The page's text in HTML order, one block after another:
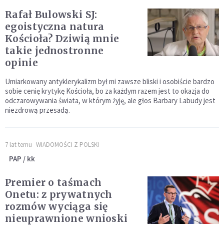
Rafał Bulowski SJ:
egoistyczna natura
Kościoła? Dziwią mnie
takie jednostronne
opinie
Umiarkowany antyklerykalizm był mi zawsze bliski i osobiście bardzo
sobie cenię krytykę Kościoła, bo za każdym razem jest to okazja do
odczarowywania świata, w którym żyję, ale głos Barbary Labudy jest
niezdrową przesadą.
7 lat temu WIADOMOŚCI Z POLSKI
PAP / kk
Premier o taśmach
Onetu: z prywatnych
rozmów wyciąga się
nieuprawnione wnioski